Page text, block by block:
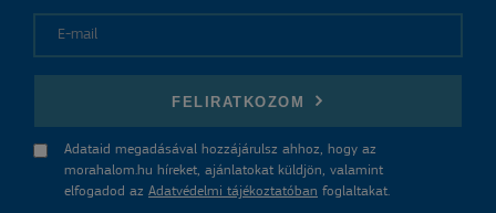
FELIRATKOZOM
Adataid megadásával hozzájárulsz ahhoz, hogy az
morahalom.hu híreket, ajánlatokat küldjön, valamint
elfogadod az Adatvédelmi tájékoztatóban foglaltakat.